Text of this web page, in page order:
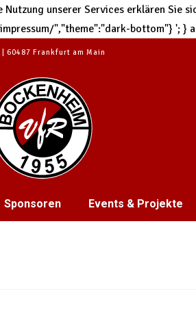
unserer Services erklären Sie
","theme":"dark-bottom"} '; }
60487 Frankfurt am Main
Sponsoren Events & Projekte